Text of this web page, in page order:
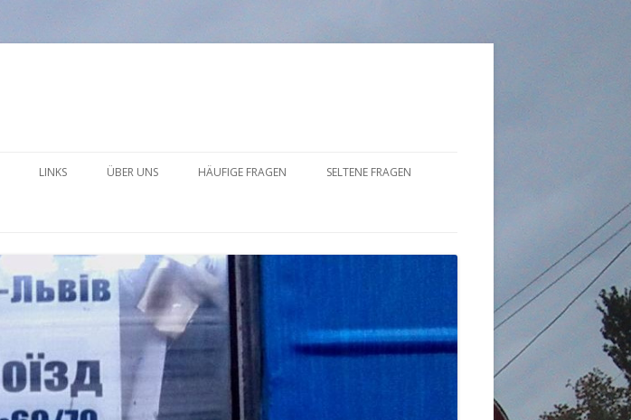
zumLINKS
LINKS_2018-1NEU
LINKS_2017-1
LINKS_2016-2
ÜBER UNS HÄUFIGE FRAGEN SELTENE FRAGEN